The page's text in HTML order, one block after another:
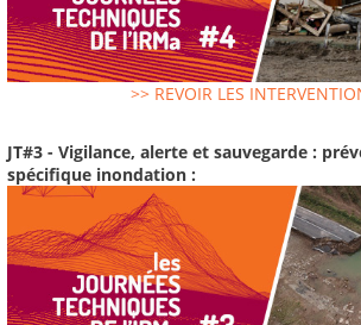
>> REVOIR LES
JT#3 - Vigilance, alerte et sauvegarde :
spécifique inondation :